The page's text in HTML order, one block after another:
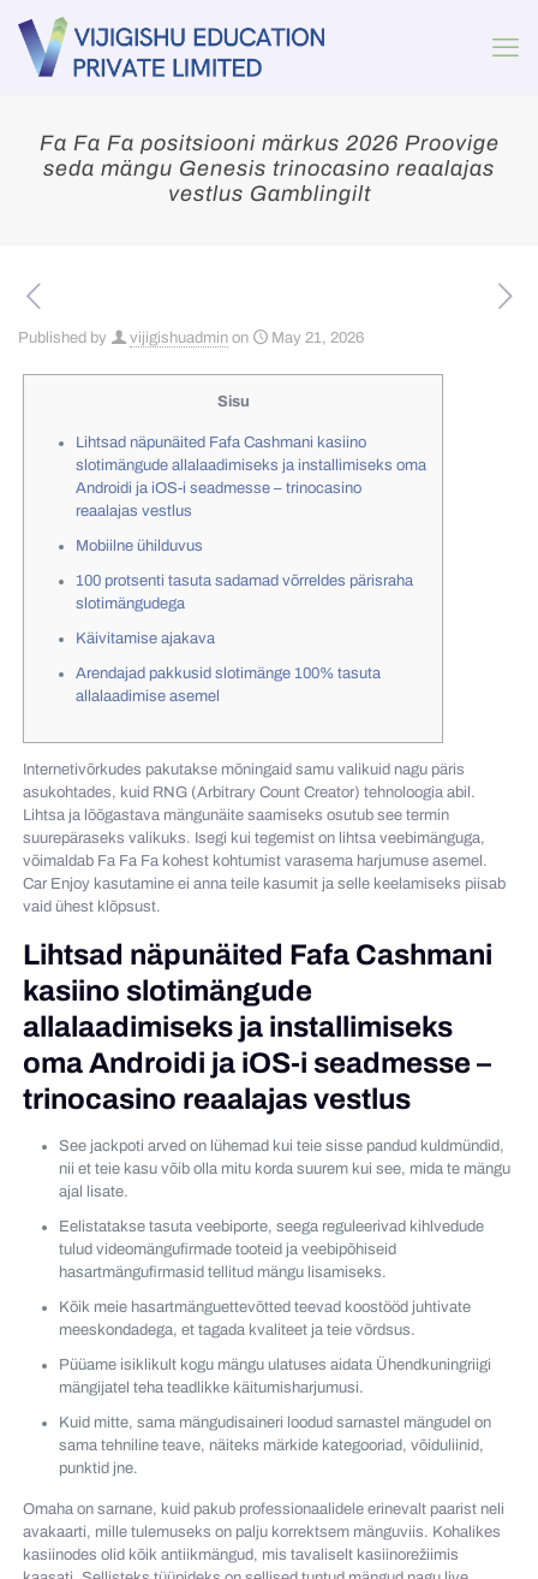
Fa Fa Fa positsiooni märkus 2026 Proovige
seda mängu Genesis trinocasino reaalajas
vestlus Gamblingilt
Published by vijigishuadmin on May 21, 2026
Sisu
Lihtsad näpunäited Fafa Cashmani kasiino
slotimängude allalaadimiseks ja installimiseks oma
Androidi ja iOS-i seadmesse – trinocasino
reaalajas vestlus
Mobiilne ühilduvus
100 protsenti tasuta sadamad võrreldes pärisraha
slotimängudega
Käivitamise ajakava
Arendajad pakkusid slotimänge 100% tasuta
allalaadimise asemel
Internetivõrkudes pakutakse mõningaid samu valikuid nagu päris
asukohtades, kuid RNG (Arbitrary Count Creator) tehnoloogia abil.
Lihtsa ja lõõgastava mängunäite saamiseks osutub see termin
suurepäraseks valikuks. Isegi kui tegemist on lihtsa veebimänguga,
võimaldab Fa Fa Fa kohest kohtumist varasema harjumuse asemel.
Car Enjoy kasutamine ei anna teile kasumit ja selle keelamiseks piisab
vaid ühest klõpsust.
Lihtsad näpunäited Fafa Cashmani
kasiino slotimängude
allalaadimiseks ja installimiseks
oma Androidi ja iOS-i seadmesse –
trinocasino reaalajas vestlus
See jackpoti arved on lühemad kui teie sisse pandud kuldmündid,
nii et teie kasu võib olla mitu korda suurem kui see, mida te mängu
ajal lisate.
Eelistatakse tasuta veebiporte, seega reguleerivad kihlvedude
tulud videomängufirmade tooteid ja veebipõhiseid
hasartmängufirmasid tellitud mängu lisamiseks.
Kõik meie hasartmänguettevõtted teevad koostööd juhtivate
meeskondadega, et tagada kvaliteet ja teie võrdsus.
Püüame isiklikult kogu mängu ulatuses aidata Ühendkuningriigi
mängijatel teha teadlikke käitumisharjumusi.
Kuid mitte, sama mängudisaineri loodud sarnastel mängudel on
sama tehniline teave, näiteks märkide kategooriad, võiduliinid,
punktid jne.
Omaha on sarnane, kuid pakub professionaalidele erinevalt paarist neli
avakaarti, mille tulemuseks on palju korrektsem mänguviis. Kohalikes
kasiinodes olid kõik antiikmängud, mis tavaliselt kasiinorežiimis